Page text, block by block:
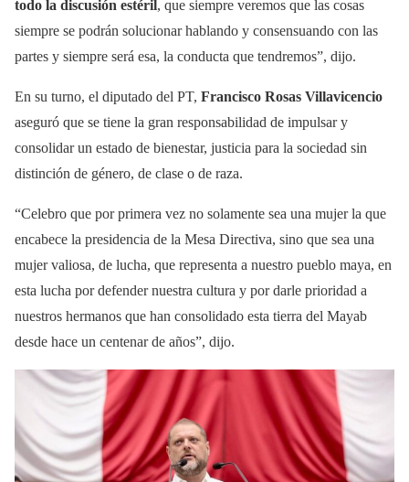
todo la discusión estéril , que siempre veremos que las cosas
siempre se podrán solucionar hablando y consensuando con las
partes y siempre será esa, la conducta que tendremos”, dijo.
En su turno, el diputado del PT, Francisco Rosas Villavicencio
aseguró que se tiene la gran responsabilidad de impulsar y
consolidar un estado de bienestar, justicia para la sociedad sin
distinción de género, de clase o de raza.
“Celebro que por primera vez no solamente sea una mujer la que
encabece la presidencia de la Mesa Directiva, sino que sea una
mujer valiosa, de lucha, que representa a nuestro pueblo maya, en
esta lucha por defender nuestra cultura y por darle prioridad a
nuestros hermanos que han consolidado esta tierra del Mayab
desde hace un centenar de años”, dijo.